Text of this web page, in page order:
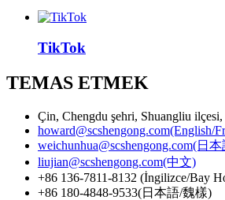
TikTok
TEMAS ETMEK
Çin, Chengdu şehri, Shuangliu
howard@scshengong.com(English/
weichunhua@scshengong.com(日
liujian@scshengong.com(中文)
+86 136-7811-8132 (İngilizce/Bay
+86 180-4848-9533(日本語/魏樣)